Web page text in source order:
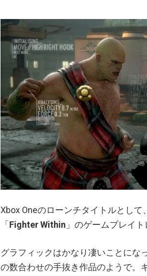
Xbox Oneのローンチタイトルとし
「 Fighter Within 」のゲームプレイ
グラフィックはかなり凄いことにな
の数合わせの手抜き作品のようで。